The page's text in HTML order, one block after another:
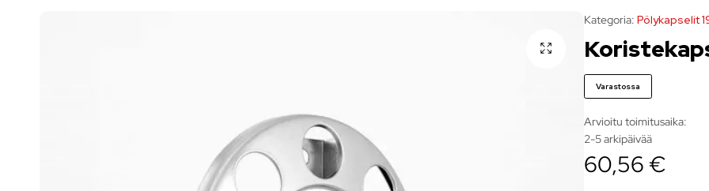
Kategoria: Pölykapselit
Varastossa
Arvioitu toimitusaika:
2-5 arkipäivää
60,56 €